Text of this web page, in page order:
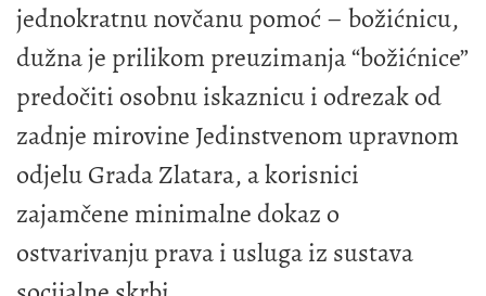
jednokratnu novčanu pomoć – božićnicu,
dužna je prilikom preuzimanja “božićnice”
predočiti osobnu iskaznicu i odrezak od
zadnje mirovine Jedinstvenom upravnom
odjelu Grada Zlatara, a korisnici
zajamčene minimalne dokaz o
ostvarivanju prava i usluga iz sustava